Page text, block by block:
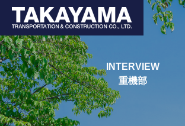
INTERVIEW
重機部